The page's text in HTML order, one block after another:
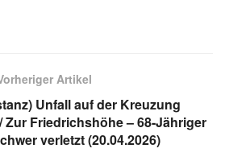
Artikel
Unfall auf der Kreuzung
Zur Friedrichshöhe – 68-Jähriger
verletzt (20.04.2026)